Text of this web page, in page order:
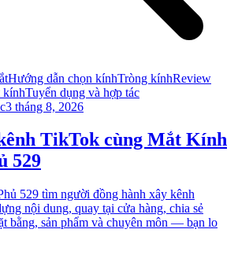
Hướng dẫn chọn kínhTròng kínhReview
kínhTuyển dụng và hợp tác
3 tháng 8, 2026
TikTok cùng Mắt Kính
529
529 tìm người đồng hành xây kênh
nội dung, quay tại cửa hàng, chia sẻ
bằng, sản phẩm và chuyên môn — bạn lo